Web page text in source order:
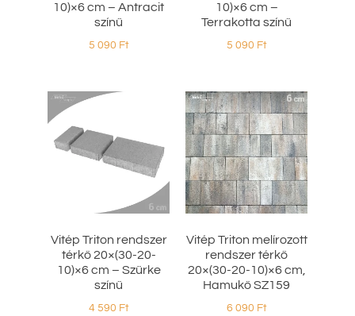
10)×6 cm – Antracit
színű
5 090 Ft
10)×6 cm –
Terrakotta színű
5 090 Ft
Vitép Triton rendszer
térkő 20×(30-20-
10)×6 cm – Szürke
színű
4 590 Ft
Vitép Triton melírozott
rendszer térkő
20×(30-20-10)×6 cm,
Hamukő SZ159
6 090 Ft